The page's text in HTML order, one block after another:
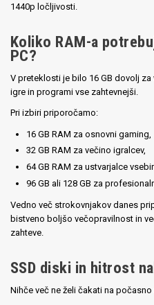
1440p ločljivosti.
Koliko RAM-a
PC?
V preteklosti je bilo 16 GB dovolj
igre in programi vse zahtevnejši.
Pri izbiri priporočamo:
16 GB RAM za osnovni gaming,
32 GB RAM za večino igralcev,
64 GB RAM za ustvarjalce
96 GB ali 128 GB za
Vedno več strokovnjakov danes
bistveno boljšo večopravilnost in
zahteve.
SSD diski in hitrost
Nihče več ne želi čakati na